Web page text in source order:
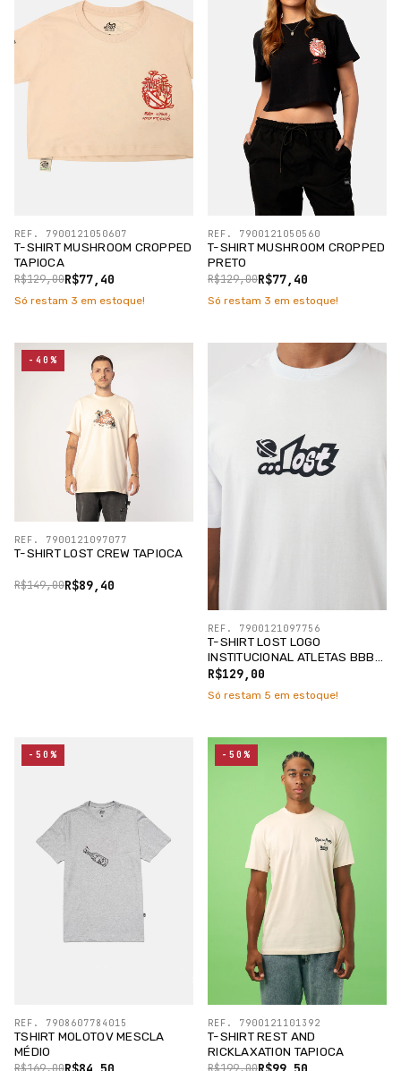
T-SHIRT MUSHROOM CROPPED
TAPIOCA
R$77,40
R$129,00
REF. 7900121050607
Só restam 3 em estoque!
T-SHIRT MUSHROOM CROPPED
PRETO
R$77,40
R$129,00
REF. 7900121050560
Só restam 3 em estoque!
T-SHIRT LOST CREW TAPIOCA
R$89,40
R$149,00
REF. 7900121097077
-40%
T-SHIRT LOST LOGO
INSTITUCIONAL ATLETAS BBB
/SILK PRETO
R$129,00
REF. 7900121097756
Só restam 5 em estoque!
TSHIRT MOLOTOV MESCLA
MÉDIO
REF. 7908607784015
-50%
T-SHIRT REST AND
RICKLAXATION TAPIOCA
REF. 7900121101392
-50%